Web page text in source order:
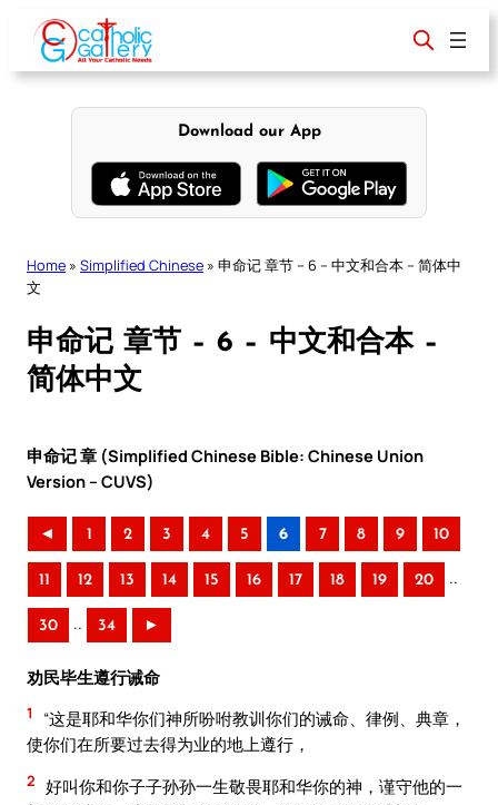
content
Download our App
Home » Simplified Chinese » 申命记 章节 – 6 – 中文和合本 – 简体中
文
申命记 章节 – 6 – 中文和合本 –
简体中文
申命记 章 (Simplified Chinese Bible: Chinese Union
Version – CUVS)
◄ 1 2 3 4 5 6 7 8 9 10
11 12 13 14 15 16 17 18 19 20 ..
30 .. 34 ►
劝民毕生遵行诫命
1
“这是耶和华你们神所吩咐教训你们的诫命、律例、典章，
使你们在所要过去得为业的地上遵行，
2 好叫你和你子子孙孙一生敬畏耶和华你的神，谨守他的一